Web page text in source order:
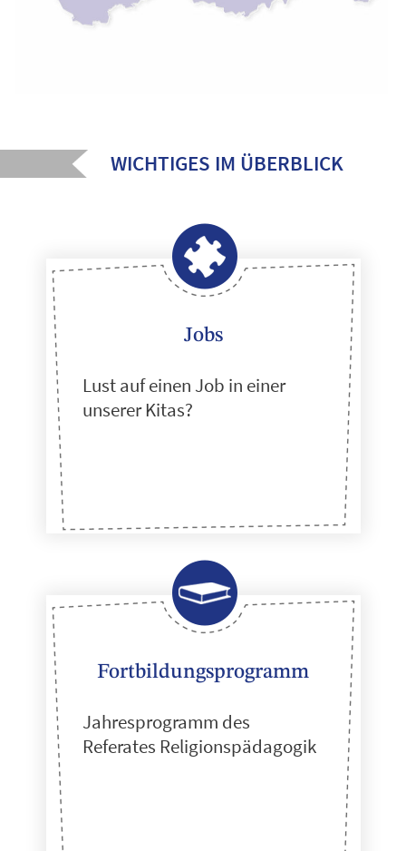
WICHTIGES IM ÜBERBLICK
Jobs
Lust auf einen Job in einer
unserer Kitas?
Fortbildungsprogramm
Jahresprogramm des
Referates Religionspädagogik